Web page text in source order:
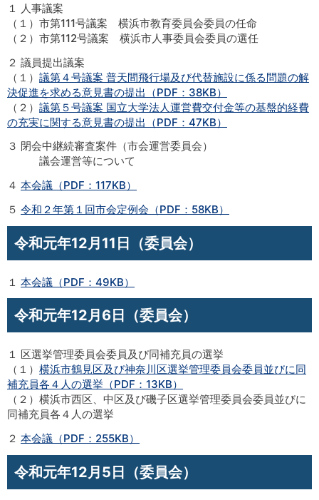
１ 人事議案
（１）市第111号議案 横浜市教育委員会委員の任命
（２）市第112号議案 横浜市人事委員会委員の選任
２ 議員提出議案
（１） 議第４号議案 普天間飛行場及び代替施設に係る問題の解
決促進を求める意見書の提出（PDF：38KB）
（２） 議第５号議案 国立大学法人運営費交付金等の基盤的経費
の充実に関する意見書の提出（PDF：47KB）
３ 閉会中継続審査案件（市会運営委員会）
議会運営等について
４ 本会議（PDF：117KB）
５ 令和２年第１回市会定例会（PDF：58KB）
令和元年12月11日（委員会）
１ 本会議（PDF：49KB）
令和元年12月6日（委員会）
１ 区選挙管理委員会委員及び同補充員の選挙
（１） 横浜市鶴見区及び神奈川区選挙管理委員会委員並びに同
補充員各４人の選挙（PDF：13KB）
（２）横浜市西区、中区及び磯子区選挙管理委員会委員並びに
同補充員各４人の選挙
２ 本会議（PDF：255KB）
令和元年12月5日（委員会）